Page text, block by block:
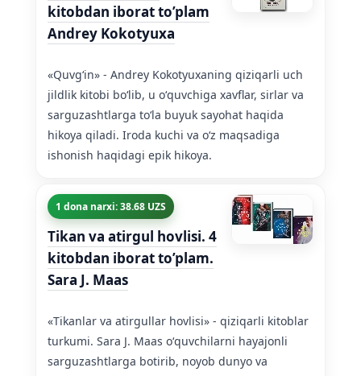
kitobdan iborat to’plam
Andrey Kokotyuxa
«Quvgʻin» - Andrey Kokotyuxaning qiziqarli uch
jildlik kitobi boʻlib, u oʻquvchiga xavflar, sirlar va
sarguzashtlarga toʻla buyuk sayohat haqida
hikoya qiladi. Iroda kuchi va oʻz maqsadiga
ishonish haqidagi epik hikoya.
1 dona narxi: 38.68 UZS
Tikan va atirgul hovlisi. 4
kitobdan iborat to’plam.
Sara J. Maas
«Tikanlar va atirgullar hovlisi» - qiziqarli kitoblar
turkumi. Sara J. Maas oʻquvchilarni hayajonli
sarguzashtlarga botirib, noyob dunyo va